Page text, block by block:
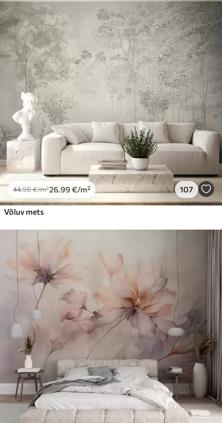
Standard
44.98 26.99€/m²
Premium
56 .6734.00 €/m²
Premium vinüül
65 .00 39.00€/m²
Peel and Stick
81 .67 49 /m²
44.98€/m²26 .99 €/m² 107
Võluv mets